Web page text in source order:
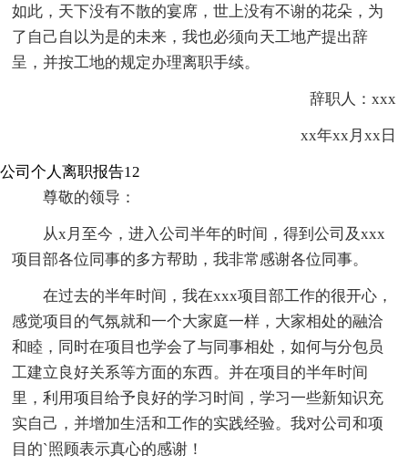
如此，天下没有不散的宴席，世上没有不谢的花朵，为
了自己自以为是的未来，我也必须向天工地产提出辞
呈，并按工地的规定办理离职手续。
辞职人：xxx
xx年xx月xx日
公司个人离职报告12
尊敬的领导：
从x月至今，进入公司半年的时间，得到公司及xxx
项目部各位同事的多方帮助，我非常感谢各位同事。
在过去的半年时间，我在xxx项目部工作的很开心，
感觉项目的气氛就和一个大家庭一样，大家相处的融洽
和睦，同时在项目也学会了与同事相处，如何与分包员
工建立良好关系等方面的东西。并在项目的半年时间
里，利用项目给予良好的学习时间，学习一些新知识充
实自己，并增加生活和工作的实践经验。我对公司和项
目的`照顾表示真心的感谢！